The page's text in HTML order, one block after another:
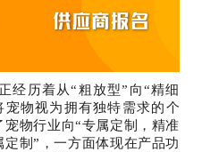
经历着从“粗放型”向“精细
物视为拥有独特需求的个
物行业向“专属定制，精准
制”，一方面体现在产品功